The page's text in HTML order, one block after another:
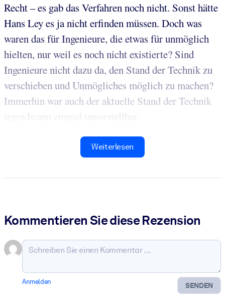
Recht – es gab das Verfahren noch nicht. Sonst hätte
Hans Ley es ja nicht erfinden müssen. Doch was
waren das für Ingenieure, die etwas für unmöglich
hielten, nur weil es noch nicht existierte? Sind
Ingenieure nicht dazu da, den Stand der Technik zu
verschieben und Unmögliches möglich zu machen?
Immerhin war auch der aktuelle Stand der Technik
irgendwann einmal unvorstellbar.
Weiterlesen
Kommentieren Sie diese Rezension
SENDEN
Anmelden